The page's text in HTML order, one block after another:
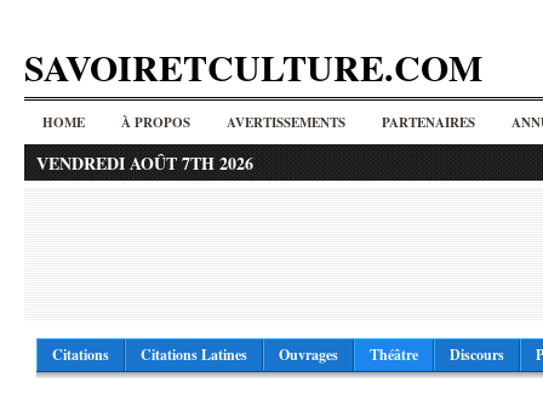
SAVOIRETCULTURE.COM
HOME À PROPOS AVERTISSEMENTS PARTENAIRES
VENDREDI AOÛT 7TH 2026
Citations Citations Latines Ouvrages Théâtre Discours